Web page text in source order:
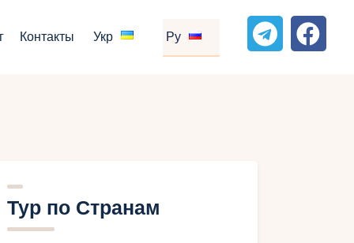
Контакты Укр Ру
Тур по Странам